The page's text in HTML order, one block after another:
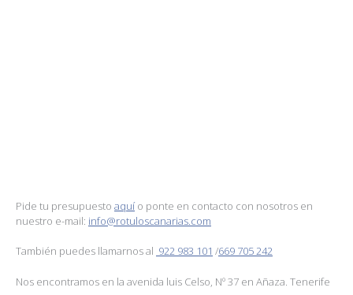
Pide tu presupuesto aquío ponte en contacto con nosotros en
nuestro e-mail: info@rotuloscanarias.com
También puedes llamarnos al 922 983 101 /669 705 242
Nos encontramos en la avenida luis Celso, Nº 37 en Añaza. Tenerife